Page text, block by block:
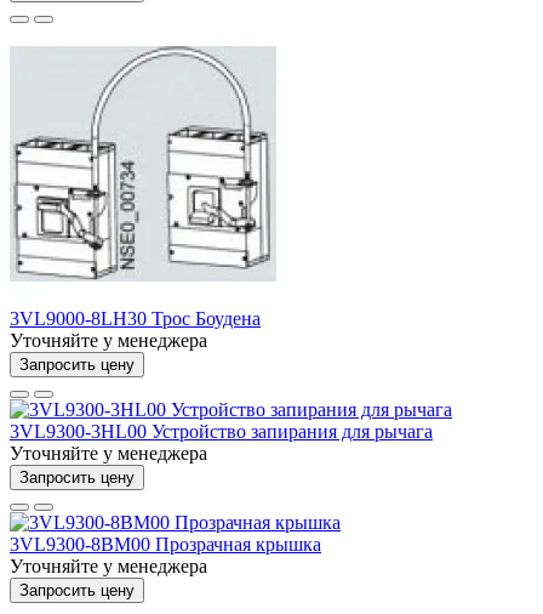
3VL9000-8LH30 Трос Боудена
Уточняйте у менеджера
Запросить цену
3VL9300-3HL00 Устройство запирания для рычага
Уточняйте у менеджера
Запросить цену
3VL9300-8BM00 Прозрачная крышка
Уточняйте у менеджера
Запросить цену